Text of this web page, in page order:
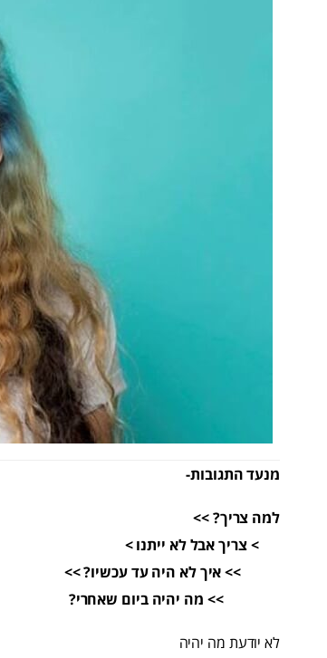
מנעד התגובות-
למה צריך? >>
> צריך אבל לא ייתנו >
>> איך לא היה עד עכשיו? >>
>> מה יהיה ביום שאחרי?
לא יודעת מה יהיה